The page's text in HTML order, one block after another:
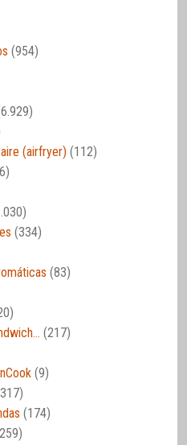
(954)
(airfryer) (112)
(334)
(83)
(217)
(9)
(174)